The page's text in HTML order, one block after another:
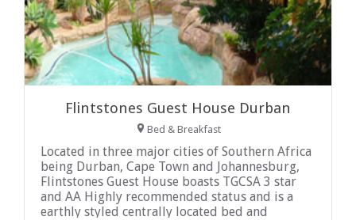
Flintstones Guest House Durban
Bed & Breakfast
Located in three major cities of Southern Africa
being Durban, Cape Town and Johannesburg,
Flintstones Guest House boasts TGCSA 3 star
and AA Highly recommended status and is a
earthly styled centrally located bed and